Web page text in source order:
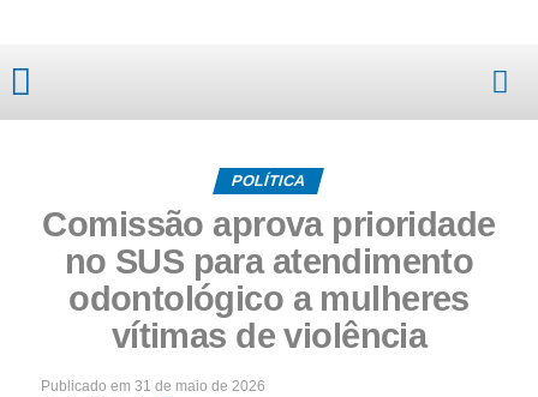
POLÍTICA
Comissão aprova prioridade
no SUS para atendimento
odontológico a mulheres
vítimas de violência
Publicado em 31 de maio de 2026